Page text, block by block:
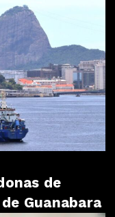
de
Guanabara